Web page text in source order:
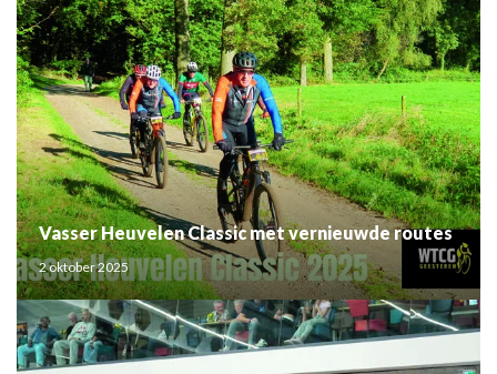
Vasser Heuvelen Classic met vernieuwde routes
2 oktober 2025